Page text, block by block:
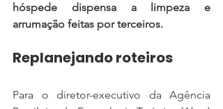
hóspede dispensa a limpeza e
arrumação feitas por terceiros.
Replanejando roteiros
Para o diretor-executivo da Agência